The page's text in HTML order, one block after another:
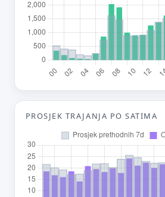
PROSJEK TRAJANJA PO SATIMA
E-mail (opcionalno)
Ne moraš upisati e-mail — prijedlog